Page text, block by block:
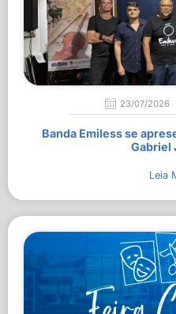
23/07/2026
Banda Emiless se
Gabriel
Leia